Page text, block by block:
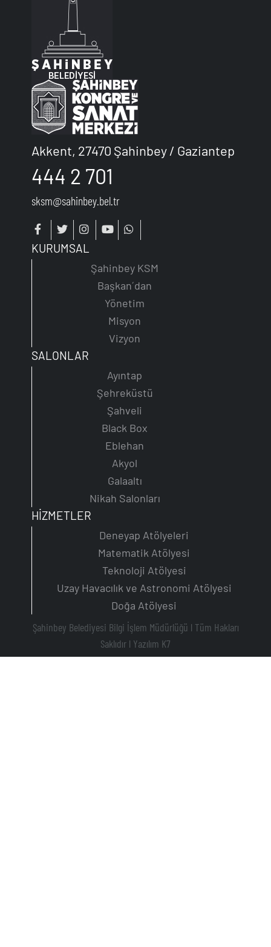
Akkent, 27470 Şahinbey / Gaziantep
444 2 701
sksm@sahinbey.bel.tr
KURUMSAL
Şahinbey KSM
Başkan´dan
Yönetim
Misyon
Vizyon
SALONLAR
Ayıntap
Şehreküstü
Şahveli
Black Box
Eblehan
Akyol
Galaaltı
Nikah Salonları
HİZMETLER
Deneyap Atölyeleri
Matematik Atölyesi
Teknoloji Atölyesi
Uzay Havacılık ve Astronomi Atölyesi
Doğa Atölyesi
Şahinbey Belediyesi Bilgi İşlem Müdürlüğü l Tüm Hakları
Saklıdır l Yazılım K7